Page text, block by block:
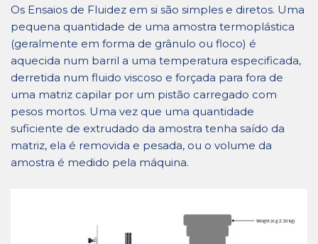
Os Ensaios de Fluidez em si são simples e diretos. Uma
pequena quantidade de uma amostra termoplástica
(geralmente em forma de grânulo ou floco) é
aquecida num barril a uma temperatura especificada,
derretida num fluido viscoso e forçada para fora de
uma matriz capilar por um pistão carregado com
pesos mortos. Uma vez que uma quantidade
suficiente de extrudado da amostra tenha saído da
matriz, ela é removida e pesada, ou o volume da
amostra é medido pela máquina.